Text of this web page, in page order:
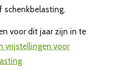
schenkbelasting.
voor dit jaar zijn in te
vrijstellingen voor